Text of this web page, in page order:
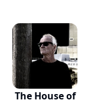
The House of